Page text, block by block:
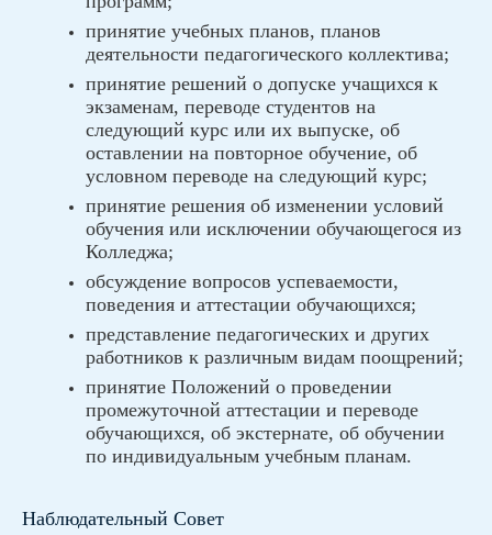
принятие учебных планов, планов
деятельности педагогического коллектива;
принятие решений о допуске учащихся к
экзаменам, переводе студентов на
следующий курс или их выпуске, об
оставлении на повторное обучение, об
условном переводе на следующий курс;
принятие решения об изменении условий
обучения или исключении обучающегося из
Колледжа;
обсуждение вопросов успеваемости,
поведения и аттестации обучающихся;
представление педагогических и других
работников к различным видам поощрений;
принятие Положений о проведении
промежуточной аттестации и переводе
обучающихся, об экстернате, об обучении
по индивидуальным учебным планам.
Наблюдательный Совет